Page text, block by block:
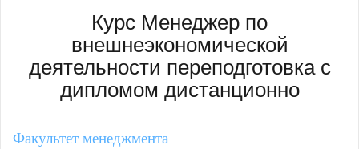
Курс Менеджер по
внешнеэкономической
деятельности переподготовка с
дипломом дистанционно
Факультет менеджмента